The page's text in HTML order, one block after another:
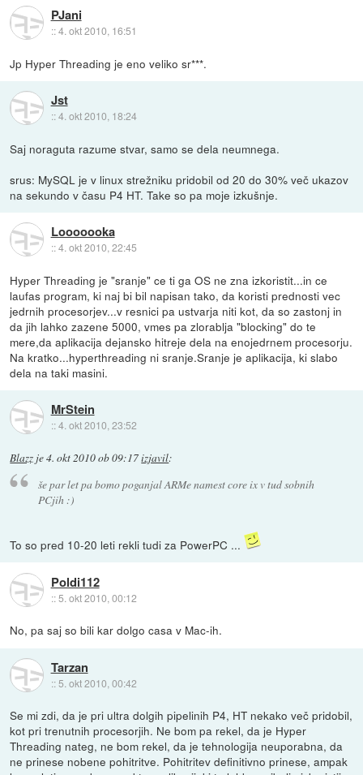
PJani
::4. okt 2010, 16:51
Jp Hyper Threading je eno veliko sr***.
Jst
::4. okt 2010, 18:24
Saj noraguta razume stvar, samo se dela neumnega.
srus: MySQL je v linux strežniku pridobil od 20 do 30% več ukazov
na sekundo v času P4 HT. Take so pa moje izkušnje.
Looooooka
::4. okt 2010, 22:45
Hyper Threading je "sranje" ce ti ga OS ne zna izkoristit...in ce
laufas program, ki naj bi bil napisan tako, da koristi prednosti vec
jedrnih procesorjev...v resnici pa ustvarja niti kot, da so zastonj in
da jih lahko zazene 5000, vmes pa zlorablja "blocking" do te
mere,da aplikacija dejansko hitreje dela na enojedrnem procesorju.
Na kratko...hyperthreading ni sranje.Sranje je aplikacija, ki slabo
dela na taki masini.
MrStein
::4. okt 2010, 23:52
Blazz je4. okt 2010 ob 09:17izjavil:
še par let pa bomo poganjal ARMe namest core ix v tud sobnih
PCjih :)
To so pred 10-20 leti rekli tudi za PowerPC ...
Poldi112
::5. okt 2010, 00:12
No, pa saj so bili kar dolgo casa v Mac-ih.
Tarzan
:: 5. okt 2010, 00:42
Se mi zdi, da je pri ultra dolgih pipelinih P4, HT nekako več pridobil,
kot pri trenutnih procesorjih. Ne bom pa rekel, da je Hyper
Threading nateg, ne bom rekel, da je tehnologija neuporabna, da
ne prinese nobene pohitritve. Pohitritev definitivno prinese, ampak